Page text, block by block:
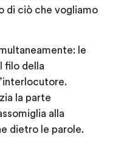
di ciò che vogliamo
le
filo della
la parte
alla
dietro le parole.